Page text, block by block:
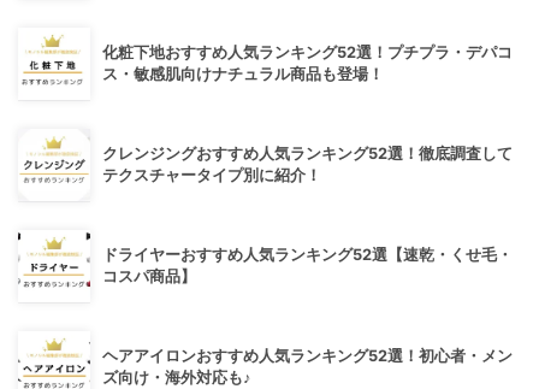
化粧下地おすすめ人気ランキング52選！プチプラ・デパコ
ス・敏感肌向けナチュラル商品も登場！
クレンジングおすすめ人気ランキング52選！徹底調査して
テクスチャータイプ別に紹介！
ドライヤーおすすめ人気ランキング52選【速乾・くせ毛・
コスパ商品】
ヘアアイロンおすすめ人気ランキング52選！初心者・メン
ズ向け・海外対応も♪